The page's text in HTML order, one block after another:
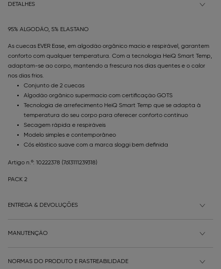
DETALHES
95% ALGODÃO, 5% ELASTANO
As cuecas EVER Ease, em algodão orgânico macio e respirável, garantem
conforto com qualquer temperatura. Com a tecnologia HeiQ Smart Temp,
adaptam-se ao corpo, mantendo a frescura nos dias quentes e o calor
nos dias frios.
Conjunto de 2 cuecas
Algodão orgânico supermacio com certificação GOTS
Tecnologia de arrefecimento HeiQ Smart Temp que se adapta à
temperatura do seu corpo para oferecer conforto contínuo
Secagem rápida e respiráveis
Modelo simples e contemporâneo
Cós elástico suave com a marca sloggi bem definida
Artigo n.º: 10222378 (7613111239318)
PACK 2
ENTREGA & DEVOLUÇÕES
MANUTENÇÃO
NORMAS DO PRODUTO E RASTREABILIDADE